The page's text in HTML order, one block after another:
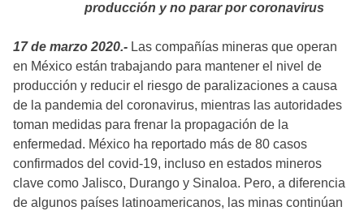
producción y no parar por coronavirus
17 de marzo 2020.- Las compañías mineras que operan
en México están trabajando para mantener el nivel de
producción y reducir el riesgo de paralizaciones a causa
de la pandemia del coronavirus, mientras las autoridades
toman medidas para frenar la propagación de la
enfermedad. México ha reportado más de 80 casos
confirmados del covid-19, incluso en estados mineros
clave como Jalisco, Durango y Sinaloa. Pero, a diferencia
de algunos países latinoamericanos, las minas continúan